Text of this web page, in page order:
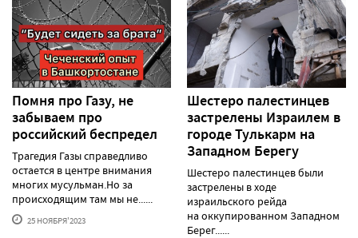
Помня про Газу, не
забываем про
российский беспредел
Трагедия Газы справедливо
остается в центре внимания
многих мусульман.Но за
происходящим там мы не......
25 НОЯБРЯ'2023
Шестеро палестинцев
застрелены Израилем в
городе Тулькарм на
Западном Берегу
Шестеро палестинцев были
застрелены в ходе
израильского рейда
на оккупированном Западном
Берег......